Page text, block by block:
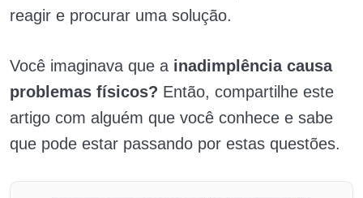
reagir e procurar uma solução.
Você imaginava que a inadimplência causa
problemas físicos? Então, compartilhe este
artigo com alguém que você conhece e sabe
que pode estar passando por estas questões.